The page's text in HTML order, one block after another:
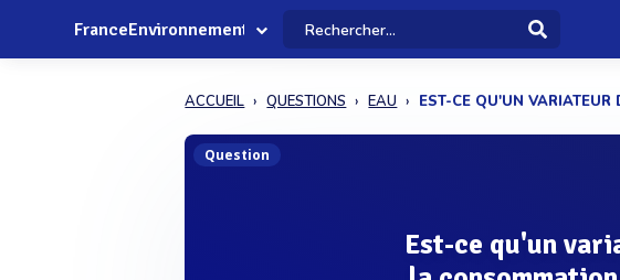
FranceEnvironnement
ACCUEIL QUESTIONS EAU EST-CE QU'UN VARIATEUR
Question
Est-ce qu'un